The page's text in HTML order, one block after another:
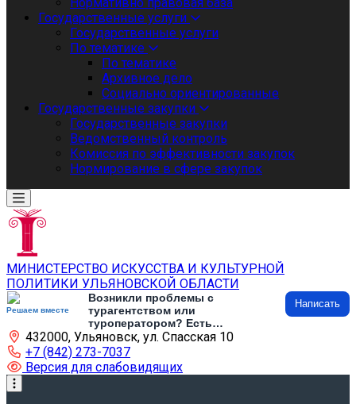
Государственные услуги
Государственные услуги
По тематике
По тематике
Архивное дело
Социально ориентированные
Государственные закупки
Государственные закупки
Ведомственный контроль
Комиссия по эффективности закупок
Нормирование в сфере закупок
МИНИСТЕРСТВО ИСКУССТВА И КУЛЬТУРНОЙ
ПОЛИТИКИ УЛЬЯНОВСКОЙ ОБЛАСТИ
Решаем вместе
Возникли проблемы с
турагентством или
туроператором? Есть
предложения по развитию
туризма и туристической
инфраструктуры? Напишите об
этом
Написать
432000, Ульяновск, ул. Спасская 10
+7 (842) 273-7037
Версия для слабовидящих